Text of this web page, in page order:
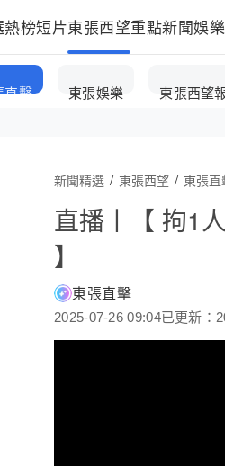
熱榜短片東張西望重點新聞娛樂
直擊 東張娛樂 東張西望
新聞精選 / 東張西望 / 東張直
直播丨【 拘1
】
東張直擊
2025-07-26 09:04已更新：